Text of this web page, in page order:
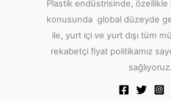
Plastik endüstrisinde,
konusunda global düzeyde
ile, yurt içi ve yurt dışı tüm
rekabetçi fiyat politikamız
sağlıyoruz.